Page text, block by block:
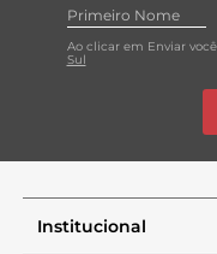
Ao clicar em Enviar
Sul
Institucional